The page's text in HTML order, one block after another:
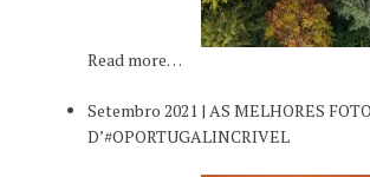
Read more…
Setembro 2021 | AS MELHORES
D’#OPORTUGALINCRIVEL